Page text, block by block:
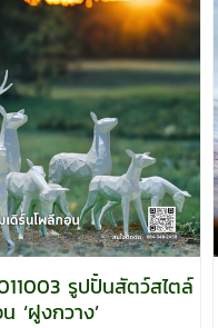
รูปปั้นสัตว์สไตล์
‘ฝูงกวาง’